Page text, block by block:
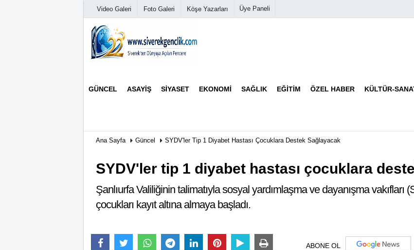
Video Galeri Foto Galeri Köşe Yazarları Üye Paneli
GÜNCEL ASAYIŞ SIYASET EKONOMI SAĞLIK EĞITIM ÖZEL HABER KÜLTÜR-
Haber Arşivi
Video Galeri
Ana Sayfa Güncel SYDV'ler Tip 1 Diyabet Hastası Çocuklara Destek Sağlayacak
SYDV'ler tip 1 diyabet hastası çocuklara
Şanlıurfa Valiliğinin talimatıyla sosyal yardımlaşma ve dayanışma vakıfları
çocukları kayıt altına almaya başladı.
ABONE OL